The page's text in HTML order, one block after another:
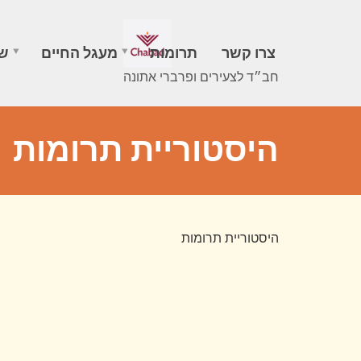
חב״ד לצעירים ופרברי אתונה
מעגל החיים תרומות צרו קשר
היסטוריית תרומות
היסטוריית תרומות